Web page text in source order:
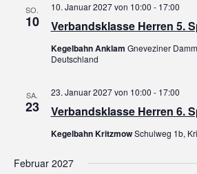
SO.
10 Verbandsklasse Herren 5.
10. Januar 2027 von 10:00 - 17:00
Kegelbahn Anklam Gneveziner
Deutschland
SA.
23 Verbandsklasse Herren 6.
23. Januar 2027 von 10:00 - 17:00
Kegelbahn KritzmowSchulweg 1b,
Februar 2027